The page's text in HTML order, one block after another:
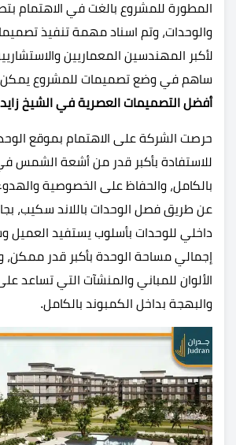
المطورة للمشروع بالغت في الاهتمام
والوحدات، وتم اسناد مهمة تنفيذ
لأكبر المهندسين المعماريين
ساهم في وضع تصميمات للمشروع
أفضل التصميمات العصرية في الشيخ
حرصت الشركة على الاهتمام بموقع
للاستفادة بأكبر قدر من أشعة الشمس
بالكامل، والحفاظ على الخصوصية
عن طريق فصل الوحدات باللاند سكيب،
داخلي للوحدات بأسلوب يستفيد العميل
إجمالي مساحة الوحدة بأكبر قدر ممكن،
الألوان للمباني والمنشآت التي تساعد
والبهجة بداخل الكمبوند بالكامل.